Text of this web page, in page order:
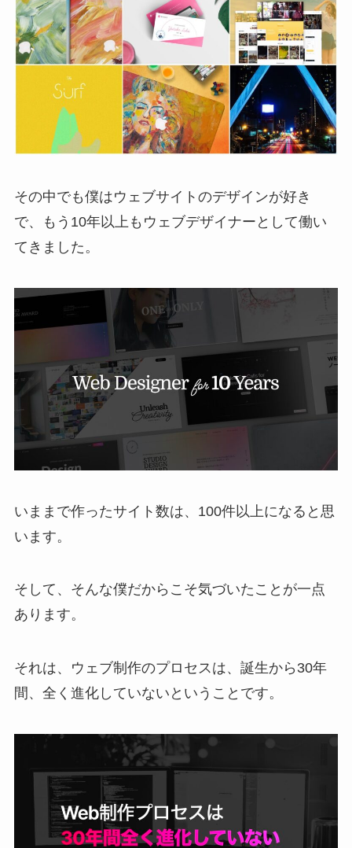
その中でも僕はウェブサイトのデザインが好き
で、もう10年以上もウェブデザイナーとして働い
てきました。
いままで作ったサイト数は、100件以上になると思
います。
そして、そんな僕だからこそ気づいたことが一点
あります。
それは、ウェブ制作のプロセスは、誕生から30年
間、全く進化していないということです。